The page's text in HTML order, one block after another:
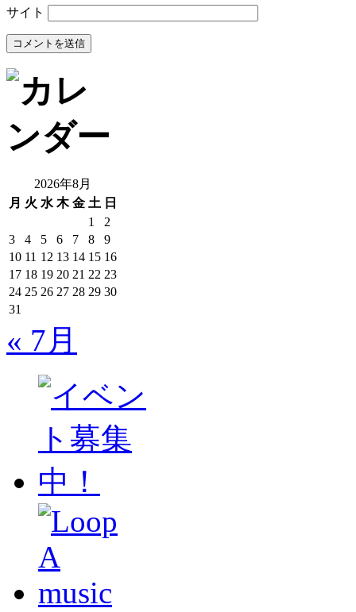
サイト
2026年8月
月 火 水 木 金 土 日
1
2
3
4 5 6 7 8
9
10 11 12 13 14 15 16
17 18 19 20 21 22 23
24 25 26 27 28 29 30
31
« 7月